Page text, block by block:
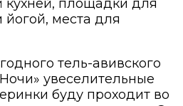
кухней, площадки для
йогой, места для
тель-авивского
увеселительные
буду проходит во